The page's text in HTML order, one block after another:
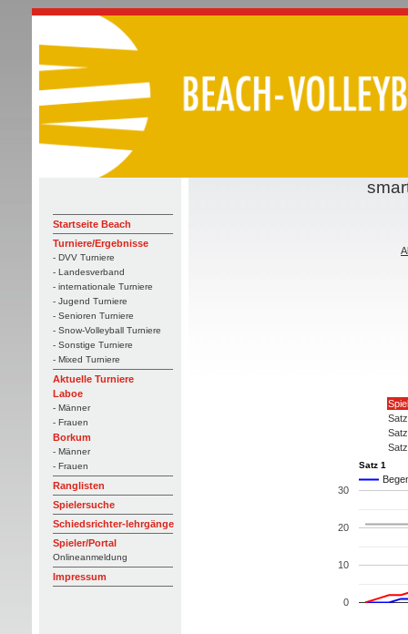
Startseite Beach
Turniere/Ergebnisse
- DVV Turniere
- Landesverband
- internationale Turniere
- Jugend Turniere
- Senioren Turniere
- Snow-Volleyball Turniere
- Sonstige Turniere
- Mixed Turniere
Aktuelle Turniere
Laboe
- Männer
- Frauen
Borkum
- Männer
- Frauen
Ranglisten
Spielersuche
Schiedsrichter-lehrgänge
Spieler/Portal
Onlineanmeldung
Impressum
Satz 1
0
10
20
30